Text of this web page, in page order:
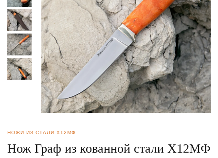
НОЖИ ИЗ СТАЛИ Х12МФ
Нож Граф из кованной стали Х12МФ